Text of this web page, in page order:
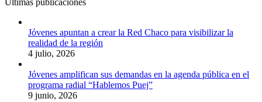
Jóvenes apuntan a crear la Red Chaco para visibilizar la
realidad de la región
4 julio, 2026
Jóvenes amplifican sus demandas en la agenda pública en el
programa radial “Hablemos Puej”
9 junio, 2026